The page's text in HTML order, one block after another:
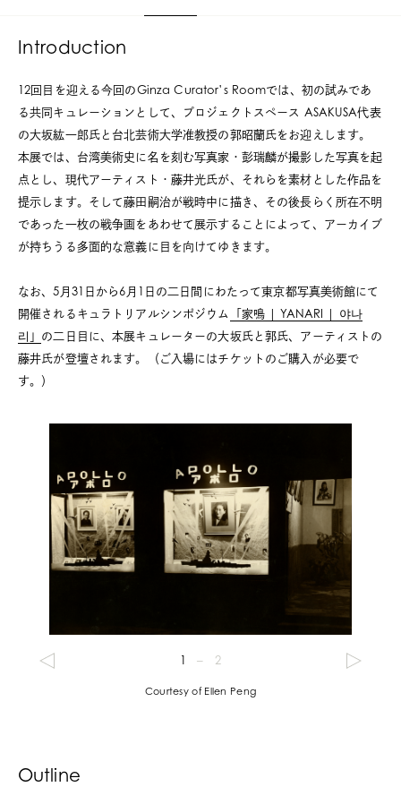
Introduction
12回目を迎える今回のGinza Curator’s Roomでは、初の試みであ
る共同キュレーションとして、プロジェクトスペース ASAKUSA代表
の大坂紘一郎氏と台北芸術大学准教授の郭昭蘭氏をお迎えします。
本展では、台湾美術史に名を刻む写真家・彭瑞麟が撮影した写真を起
点とし、現代アーティスト・藤井光氏が、それらを素材とした作品を
提示します。そして藤田嗣治が戦時中に描き、その後長らく所在不明
であった一枚の戦争画をあわせて展示することによって、アーカイブ
が持ちうる多面的な意義に目を向けてゆきます。
なお、5月31日から6月1日の二日間にわたって東京都写真美術館にて
開催されるキュラトリアルシンポジウム
「家鳴 | YANARI | 야나
리」 の二日目 に、本展キュレーターの大坂氏と郭氏、アーティストの
藤井氏が登壇されます。（ご入場にはチケットのご購入が必要で
す。）
1 – 2
Courtesy of Ellen Peng
Outline